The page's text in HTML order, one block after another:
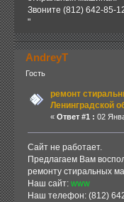
Звоните (812) 642-85-
"
AndreyT
Гость
ремонт
Ленинградской
« Ответ #1 : 02
Сайт не работает.
Предлагаем Вам
ремонту стиральных
Наш сайт: www
Наш телефон: (812)